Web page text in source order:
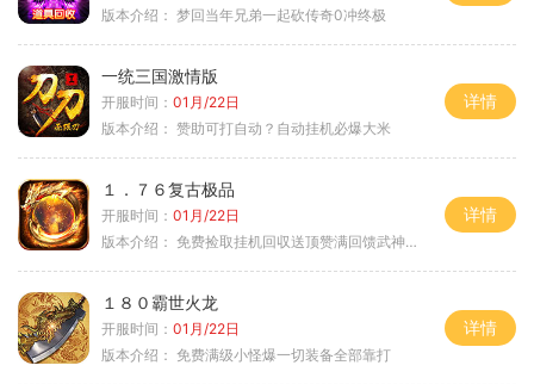
版本介绍： 梦回当年兄弟一起砍传奇0冲终极
一统三国激情版
开服时间： 01月/22日
版本介绍： 赞助可打自动？自动挂机必爆大米
详情
１．７６复古极品
开服时间： 01月/22日
版本介绍： 免费捡取挂机回収送顶赞满回馈武神之力
详情
１８０霸世火龙
开服时间： 01月/22日
版本介绍： 免费满级小怪爆一切装备全部靠打
详情